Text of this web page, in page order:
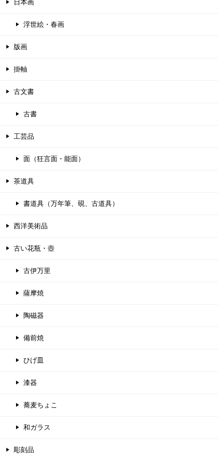
日本画
浮世絵・春画
版画
掛軸
古文書
古書
工芸品
面（狂言面・能面）
茶道具
書道具（万年筆、硯、古道具）
西洋美術品
古い花瓶・壺
古伊万里
薩摩焼
陶磁器
備前焼
ひげ皿
漆器
蕎麦ちょこ
和ガラス
彫刻品